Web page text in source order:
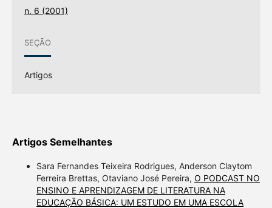
n. 6 (2001)
SEÇÃO
Artigos
Artigos Semelhantes
Sara Fernandes Teixeira Rodrigues, Anderson Claytom
Ferreira Brettas, Otaviano José Pereira, O PODCAST NO
ENSINO E APRENDIZAGEM DE LITERATURA NA
EDUCAÇÃO BÁSICA: UM ESTUDO EM UMA ESCOLA